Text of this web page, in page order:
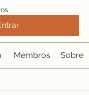
Membros Sobre